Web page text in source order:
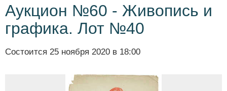
Аукцион №60 - Живопись и
графика. Лот №40
Состоится 25 ноября 2020 в 18:00